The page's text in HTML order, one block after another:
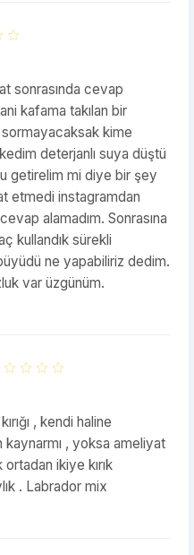
sonrasında cevap
kafama takılan bir
kime
deterjanlı suya düştü
getirelim mi diye bir şey
etmedi instagramdan
alamadım. Sonrasına
kullandık sürekli
ne yapabiliriz dedim.
var üzgünüm.
, kendi haline
kaynarmı , yoksa ameliyat
ikiye kırık
. Labrador mix